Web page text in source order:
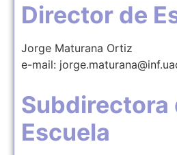
Director de
Jorge Maturana Ortiz
e-mail:
Subdirectora
Escuela